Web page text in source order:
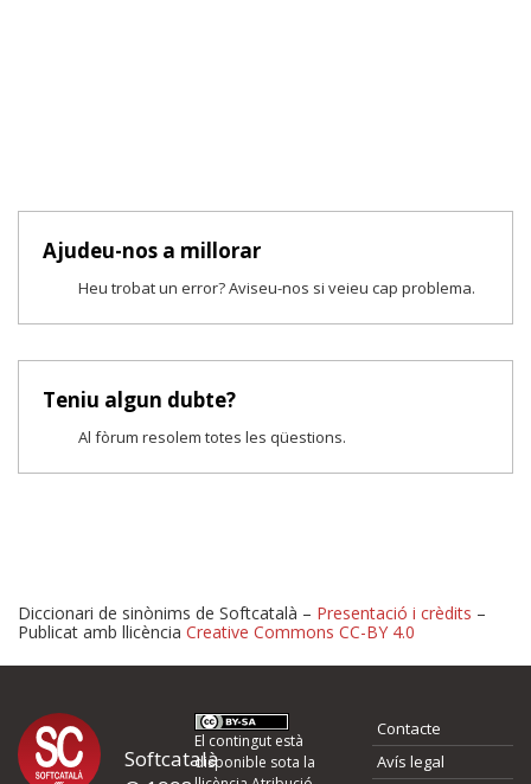
Ajudeu-nos a millorar
Heu trobat un error? Aviseu-nos si veieu cap problema.
Teniu algun dubte?
Al fòrum resolem totes les qüestions.
Proposeu-nos millores o
d'errors
Diccionari de sinònims de Softcatalà – Presentació i crèdits –
Publicat amb llicència Creative Commons CC-BY 4.0
Softcatalà
El contingut està
disponible sota la
Contacte
Avís legal